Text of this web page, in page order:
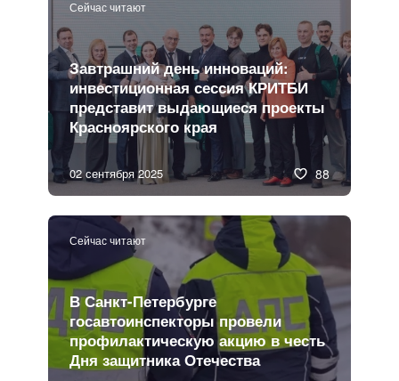
Сейчас читают
Завтрашний день инноваций:
инвестиционная сессия КРИТБИ
представит выдающиеся проекты
Красноярского края
02 сентября 2025 88
Сейчас читают
В Санкт-Петербурге
госавтоинспекторы провели
профилактическую акцию в честь
Дня защитника Отечества